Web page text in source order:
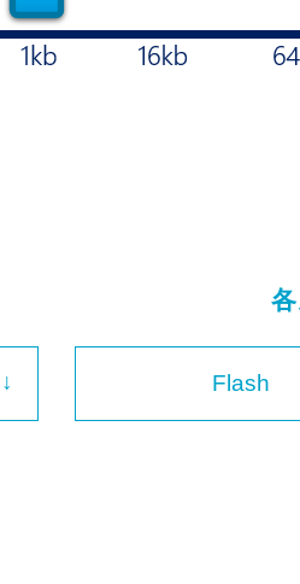
Flash